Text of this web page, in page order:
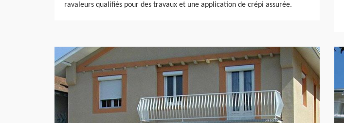
ravaleurs qualifiés pour des travaux et une application de crépi assurée.